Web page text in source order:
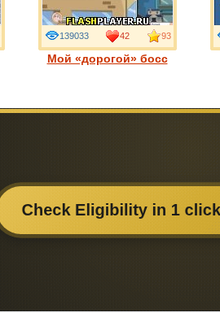
Мой «дорогой» босс
139033 42 93